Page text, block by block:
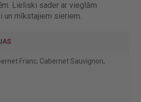
Lieliski sader ar vieglām
un mīkstajiem sieriem.
Franc, Cabernet Sauvignon,